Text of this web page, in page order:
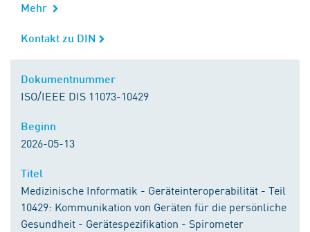
Mehr
Kontakt zu DIN
Kontakt zu DIN
Dokumentnummer
ISO/IEEE DIS 11073-10429
Beginn
2026-05-13
Titel
Medizinische Informatik - Geräteinteroperabilität - Teil
10429: Kommunikation von Geräten für die persönliche
Gesundheit - Gerätespezifikation - Spirometer